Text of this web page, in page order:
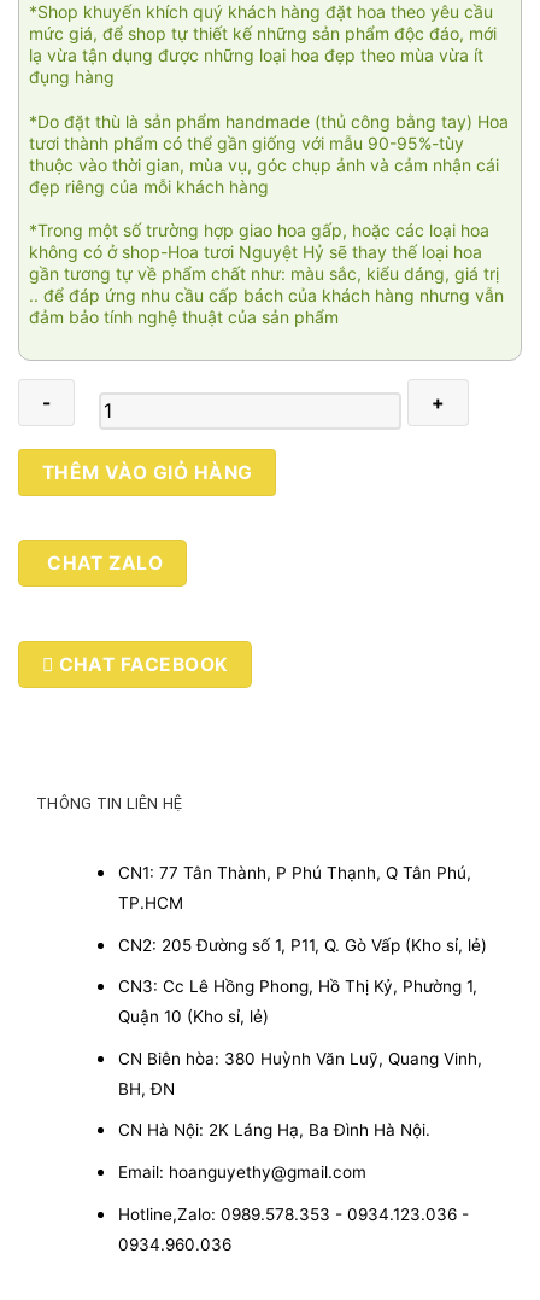
*Shop khuyến khích quý khách hàng đặt hoa theo yêu cầu
mức giá, để shop tự thiết kế những sản phẩm độc đáo, mới
lạ vừa tận dụng được những loại hoa đẹp theo mùa vừa ít
đụng hàng
*Do đặt thù là sản phẩm handmade (thủ công bằng tay) Hoa
tươi thành phẩm có thể gần giống với mẫu 90-95%-tùy
thuộc vào thời gian, mùa vụ, góc chụp ảnh và cảm nhận cái
đẹp riêng của mỗi khách hàng
*Trong một số trường hợp giao hoa gấp, hoặc các loại hoa
không có ở shop-Hoa tươi Nguyệt Hỷ sẽ thay thế loại hoa
gần tương tự về phẩm chất như: màu sắc, kiểu dáng, giá trị
.. để đáp ứng nhu cầu cấp bách của khách hàng nhưng vẫn
đảm bảo tính nghệ thuật của sản phẩm
Lộc
tài
số
lượng
THÊM VÀO GIỎ HÀNG
CHAT ZALO
CHAT FACEBOOK
THÔNG TIN LIÊN HỆ
CN1: 77 Tân Thành, P Phú Thạnh, Q Tân Phú,
TP.HCM
CN2: 205 Đường số 1, P11, Q. Gò Vấp (Kho sỉ, lẻ)
CN3: Cc Lê Hồng Phong, Hồ Thị Kỷ, Phường 1,
Quận 10 (Kho sỉ, lẻ)
CN Biên hòa: 380 Huỳnh Văn Luỹ, Quang Vinh,
BH, ĐN
CN Hà Nội: 2K Láng Hạ, Ba Đình Hà Nội.
Email: hoanguyethy@gmail.com
Hotline,Zalo: 0989.578.353 - 0934.123.036 -
0934.960.036